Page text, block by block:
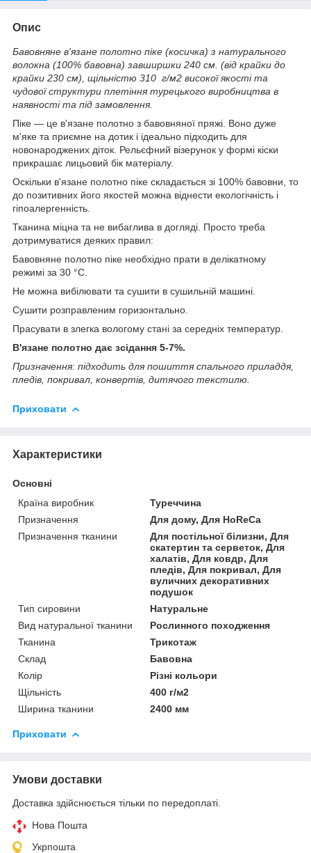
Опис
Бавовняне в'язане полотно піке (косичка) з натурального
волокна (100% бавовна) завширшки 240 см. (від крайки до
крайки 230 см), щільністю 310 г/м2 високої якості та
чудової структури плетіння турецького виробництва в
наявності та під замовлення.
Піке — це в'язане полотно з бавовняної пряжі. Воно дуже
м'яке та приємне на дотик і ідеально підходить для
новонароджених діток. Рельєфний візерунок у формі кіски
прикрашає лицьовий бік матеріалу.
Оскільки в'язане полотно піке складається зі 100% бавовни, то
до позитивних його якостей можна віднести екологічність і
гіпоалергенність.
Тканина міцна та не вибаглива в догляді. Просто треба
дотримуватися деяких правил:
Бавовняне полотно піке необхідно прати в делікатному
режимі за 30 °C.
Не можна вибілювати та сушити в сушильній машині.
Сушити розправленим горизонтально.
Прасувати в злегка вологому стані за середніх температур.
В'язане полотно дає зсідання 5-7%.
Призначення: підходить для пошиття спального приладдя,
пледів, покривал, конвертів, дитячого текстилю.
Приховати
Характеристики
Основні
Країна виробник
Туреччина
Призначення
Для дому, Для HoReCa
Призначення тканини
Для постільної білизни, Для
скатертин та серветок, Для
халатів, Для ковдр, Для
пледів, Для покривал, Для
вуличних декоративних
подушок
Тип сировини
Натуральне
Вид натуральної тканини
Рослинного походження
Тканина
Трикотаж
Склад
Бавовна
Колір
Різні кольори
Щільність
400 г/м2
Ширина тканини
2400 мм
Приховати
Умови доставки
Доставка здійснюється тільки по передоплаті.
Нова Пошта
Укрпошта